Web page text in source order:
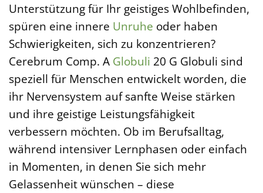
Unterstützung für Ihr geistiges Wohlbefinden,
spüren eine innere Unruhe oder haben
Schwierigkeiten, sich zu konzentrieren?
Cerebrum Comp. A Globuli 20 G Globuli sind
speziell für Menschen entwickelt worden, die
ihr Nervensystem auf sanfte Weise stärken
und ihre geistige Leistungsfähigkeit
verbessern möchten. Ob im Berufsalltag,
während intensiver Lernphasen oder einfach
in Momenten, in denen Sie sich mehr
Gelassenheit wünschen – diese